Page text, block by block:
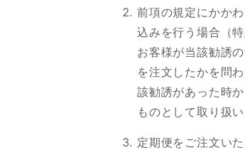
前項の規定にかか
込みを行う場合（
お客様が当該勧誘
を注文したかを問
該勧誘があった時
ものとして取り扱い
定期便をご注文い